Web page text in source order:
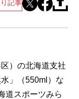
記事
）の北海道支社
」（550ml）な
道スポーツみら